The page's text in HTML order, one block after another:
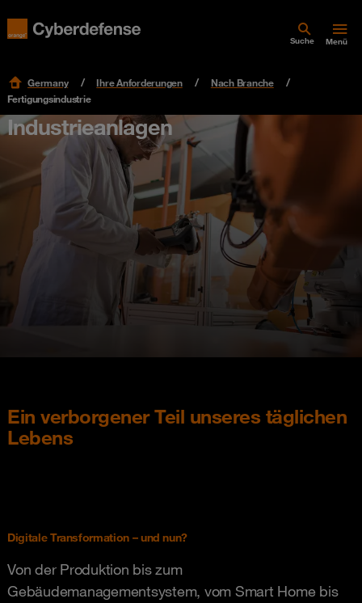
Suche Menü
Germany Ihre Anforderungen
Nach Branche
Fertigungsindustrie
Industrieanlagen
Ein verborgener Teil unseres täglichen
Lebens
Digitale Transformation – und nun?
Von der Produktion bis zum
Gebäudemanagementsystem, vom Smart Home bis